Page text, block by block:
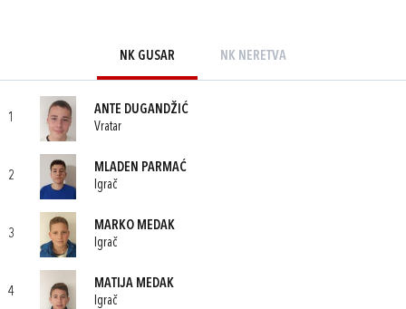
NK GUSAR NK NERETVA
1
ANTE DUGANDŽIĆ
Vratar
2
MLADEN PARMAĆ
Igrač
3
MARKO MEDAK
Igrač
4
MATIJA MEDAK
Igrač